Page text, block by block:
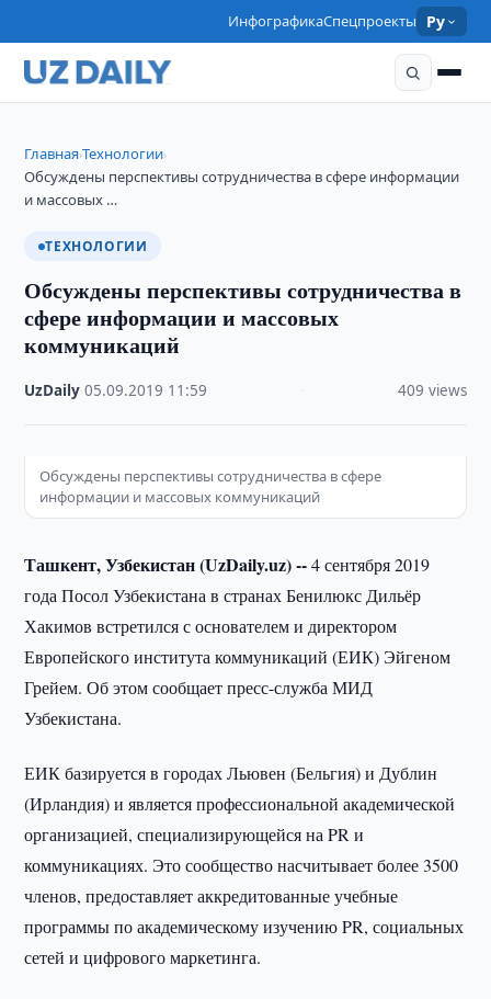
ИнфографикаСпецпроекты Ру
Главная›Технологии›
Обсуждены перспективы сотрудничества в сфере информации
и массовых …
ТЕХНОЛОГИИ
Обсуждены перспективы сотрудничества в
сфере информации и массовых
коммуникаций
UzDaily ·05.09.2019 11:59 409 views
Обсуждены перспективы сотрудничества в сфере
информации и массовых коммуникаций
Ташкент, Узбекистан (UzDaily.uz) --4 сентября 2019
года Посол Узбекистана в странах Бенилюкс Дильёр
Хакимов встретился с основателем и директором
Европейского института коммуникаций (ЕИК) Эйгеном
Грейем. Об этом сообщает пресс-служба МИД
Узбекистана.
ЕИК базируется в городах Льювен (Бельгия) и Дублин
(Ирландия) и является профессиональной академической
организацией, специализирующейся на PR и
коммуникациях. Это сообщество насчитывает более 3500
членов, предоставляет аккредитованные учебные
программы по академическому изучению PR, социальных
сетей и цифрового маркетинга.